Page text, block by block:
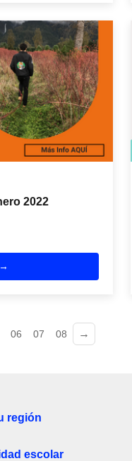
2022
06 07 08 →
región
escolar